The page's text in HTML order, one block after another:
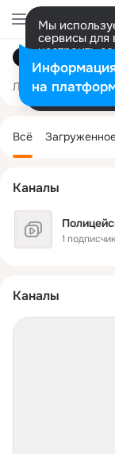
Мы
сервисы для
настроить
Разрешить
Оренбург,
Лента Участники
Каналы
колонка
Всё
Каналы
1 подписчик
на